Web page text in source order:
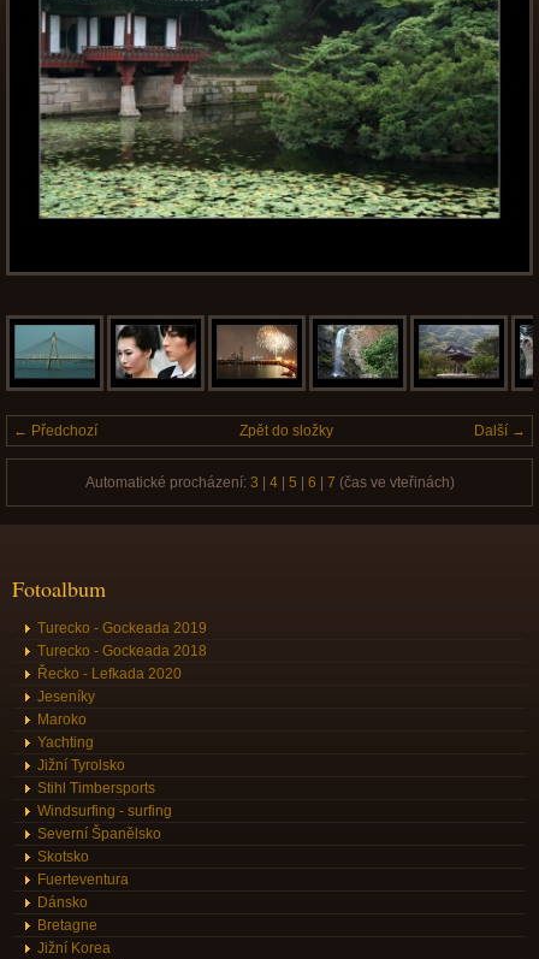
← Předchozí Další →
Zpět do složky
Automatické procházení: 3 | 4| 5 | 6 | 7 (čas ve vteřinách)
Fotoalbum
Turecko - Gockeada 2019
Turecko - Gockeada 2018
Řecko - Lefkada 2020
Jeseníky
Maroko
Yachting
Jižní Tyrolsko
Stihl Timbersports
Windsurfing - surfing
Severní Španělsko
Skotsko
Fuerteventura
Dánsko
Bretagne
Jižní Korea